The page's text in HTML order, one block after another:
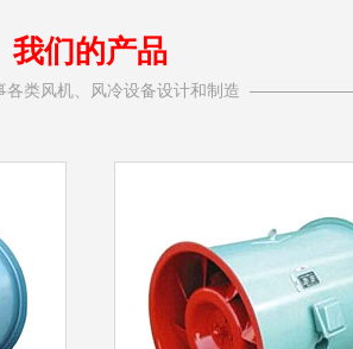
我们的产品
风机、风冷设备设计和制造